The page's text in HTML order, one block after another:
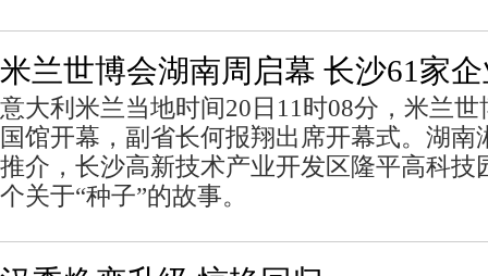
米兰世博会湖南周启幕 长沙61家
意大利米兰当地时间20日11时08分，米兰
国馆开幕，副省长何报翔出席开幕式。湖南
推介，长沙高新技术产业开发区隆平高科技
个关于“种子”的故事。